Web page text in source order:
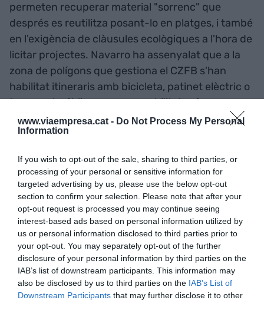
www.viaempresa.cat - Do Not Process My Personal
Information
If you wish to opt-out of the sale, sharing to third parties, or
processing of your personal or sensitive information for
targeted advertising by us, please use the below opt-out
section to confirm your selection. Please note that after your
opt-out request is processed you may continue seeing
interest-based ads based on personal information utilized by
us or personal information disclosed to third parties prior to
your opt-out. You may separately opt-out of the further
disclosure of your personal information by third parties on the
IAB’s list of downstream participants. This information may
also be disclosed by us to third parties on the IAB’s List of
Downstream Participants that may further disclose it to other
permeten recuperar material "sorrenc" que
després es reutilitza posant-lo en platges, i també
en l'exigència de clàusules ecològiques a l'hora de
licitar projectes. Navarro ha assenyalat que a la
zona de polígons que gestiona el CZFB s'han
habilitat itineraris amb bicicleta, patinet elèctric o
transport públic per a una mobilitat més
sostenible.
Girbau, que està dins del negoci de les
bugaderies, ha destacat que la seva empresa està
treballant en diversos projectes d'innovació per
reduir el consum d'aigua dels rentats, però
sobretot per ser capaç de reutilitzar-la i només
haver d'afegir la que s'adhereix a la roba en forma
d'humitat.
Preguntats sobre les principals dificultats i reptes
per aplicar mesures d'economia circular, les